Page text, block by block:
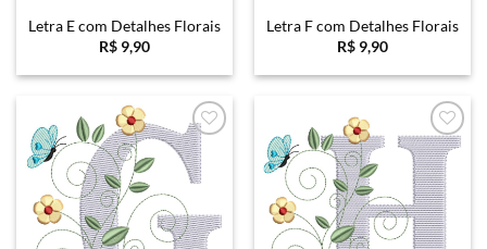
Letra E com Detalhes Florais
R$ 9,90
Letra F com Detalhes Florais
R$ 9,90
Favoritar Favoritar